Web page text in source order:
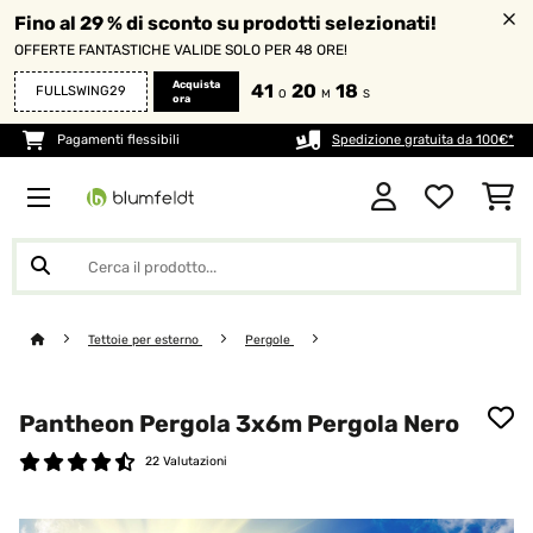
Fino al 29 % di sconto su prodotti selezionati!
OFFERTE FANTASTICHE VALIDE SOLO PER 48 ORE!
FULLSWING29
Acquista
ora
41 O 20 M 17 S
Pagamenti flessibili Spedizione gratuita da 100€*
Tettoie per esterno Pergole
Pantheon Pergola 3x6m Pergola Nero
22 Valutazioni